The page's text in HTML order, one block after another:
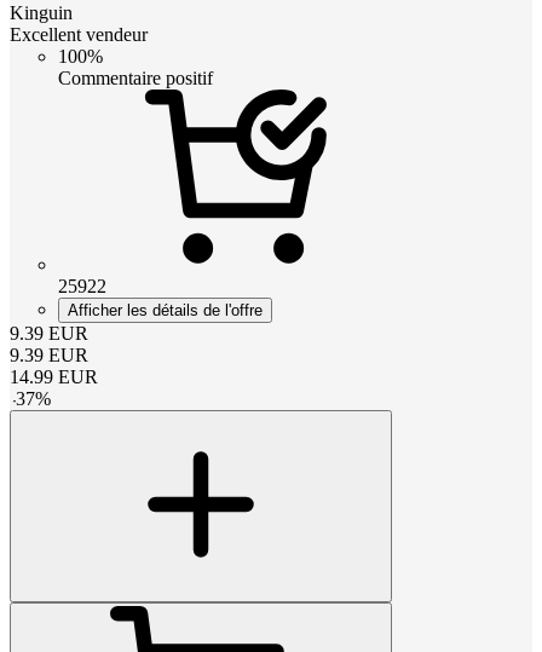
Kinguin
Excellent vendeur
100%
Commentaire positif
25922
Afficher les détails de l'offre
9.39 EUR
9.39 EUR
14.99 EUR
-37%